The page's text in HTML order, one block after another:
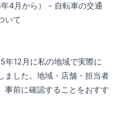
4月から）
- 自転車の交通
いて
年12月に私の地域で実際に
ました。地域・店舗・担当者
事前に確認することをおすす